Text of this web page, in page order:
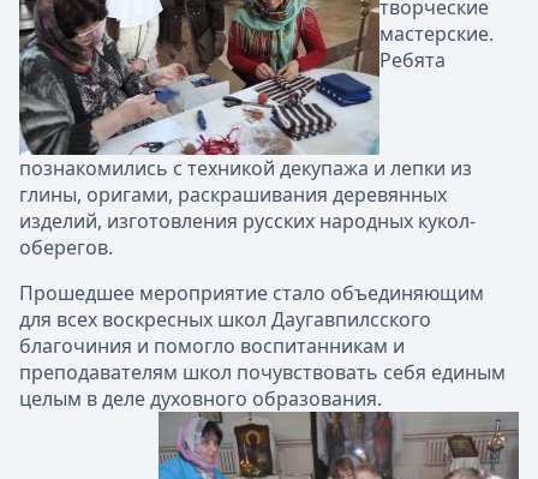
творческие
мастерские.
Ребята
познакомились с техникой декупажа и лепки из
глины, оригами, раскрашивания деревянных
изделий, изготовления русских народных кукол-
оберегов.
Прошедшее мероприятие стало объединяющим
для всех воскресных школ Даугавпилсского
благочиния и помогло воспитанникам и
преподавателям школ почувствовать себя единым
целым в деле духовного образования.